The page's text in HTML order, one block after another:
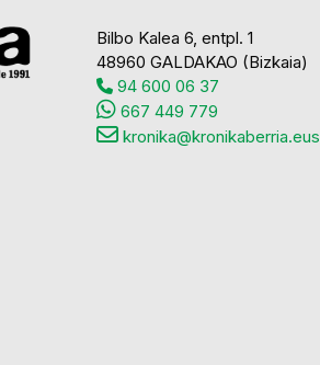
Bilbo Kalea 6, entpl. 1
48960 GALDAKAO (Bizkaia)
94 600 06 37
667 449 779
kronika@kronikaberria.eus